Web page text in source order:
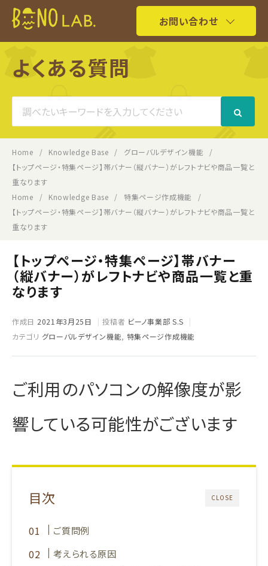
お問い合わせ
よくある質問
For
Home Knowledge Base
グローバルデザイン機能
【トップページ・特集ページ】帯バナー（縦バナー）がレフトナビや商品一覧と
重なります
Home
Knowledge Base
特集ページ作成機能
【トップページ・特集ページ】帯バナー（縦バナー）がレフトナビや商品一覧と
重なります
【トップページ・特集ページ】帯バナー
（縦バナー）がレフトナビや商品一覧と重
なります
作成日 2021年3月25日 投稿者 ビーノ事業部 S.S
カテゴリ グローバルデザイン機能, 特集ページ作成機能
ご利用のパソコンの解像度が影
響している可能性がございます
CLOSE
目次
ご質問例
考えられる原因